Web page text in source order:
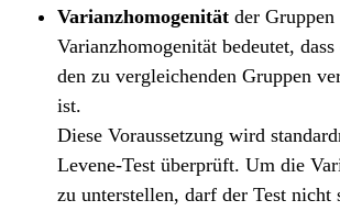
Varianzhomogenität der Gruppen
Varianzhomogenität bedeutet,
den zu vergleichenden Gruppen
ist.
Diese Voraussetzung wird
Levene-Test überprüft. Um die
zu unterstellen, darf der Test